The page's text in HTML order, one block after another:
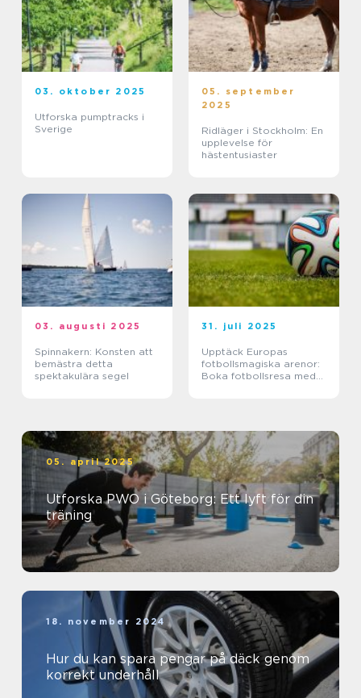
03. oktober 2025
Utforska pumptracks i
Sverige
05. september
2025
Ridläger i Stockholm: En
upplevelse för
hästentusiaster
03. augusti 2025
Spinnakern: Konsten att
bemästra detta
spektakulära segel
31. juli 2025
Upptäck Europas
fotbollsmagiska arenor:
Boka fotbollsresa med
05. april 2025
Utforska PWO i Göteborg: Ett lyft för din
träning
18. november 2024
Hur du kan spara pengar på däck genom
korrekt underhåll